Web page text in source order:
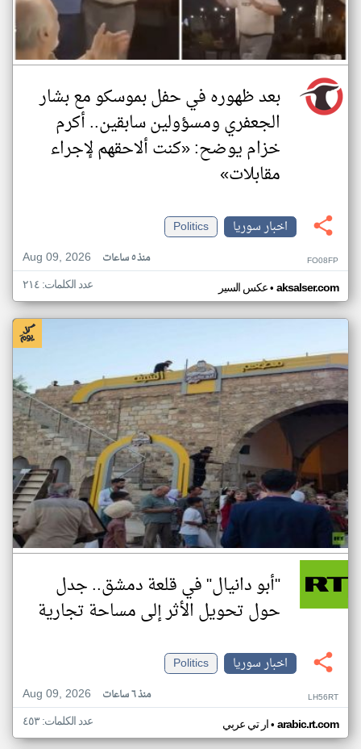
بعد ظهوره في حفل بموسكو مع بشار
الجعفري ومسؤولين سابقين.. أكرم
خزام يوضح: «كنت ألاحقهم لإجراء
مقابلات»
اخبار سوريا
Politics
Aug 09, 2026
منذ ٥ ساعات FO08FP
عكس السير• aksalser.com عدد الكلمات: ٢١٤
"أبو دانيال" في قلعة دمشق.. جدل
حول تحويل الأثر إلى مساحة تجارية
اخبار سوريا
Politics
Aug 09, 2026
منذ ٦ ساعات LH56RT
ار تي عربي• arabic.rt.com عدد الكلمات: ٤٥٣